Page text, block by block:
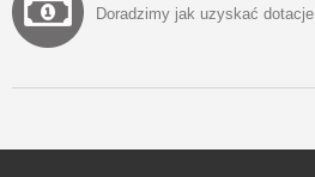
Doradzimy jak uzyskać dotacje.